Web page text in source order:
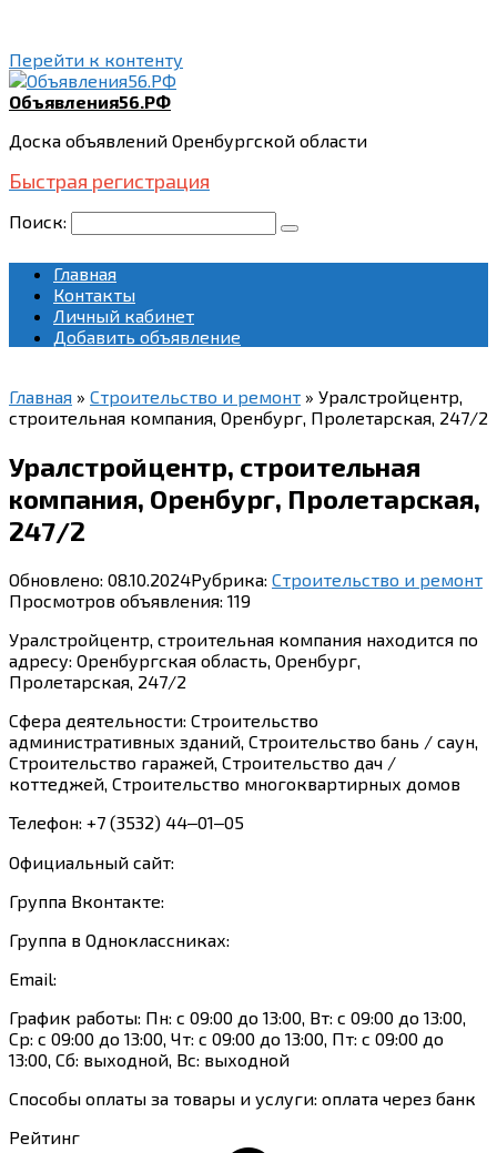
Перейти к контенту
Объявления56.РФ
Доска объявлений Оренбургской области
Быстрая регистрация
Поиск:
Главная
Контакты
Личный кабинет
Добавить объявление
Главная » Строительство и ремонт » Уралстройцентр,
строительная компания, Оренбург, Пролетарская, 247/2
Уралстройцентр, строительная
компания, Оренбург, Пролетарская,
247/2
Обновлено: 08.10.2024Рубрика: Строительство и ремонт
Просмотров объявления: 119
Уралстройцентр, строительная компания находится по
адресу: Оренбургская область, Оренбург,
Пролетарская, 247/2
Сфера деятельности: Строительство
административных зданий, Строительство бань / саун,
Строительство гаражей, Строительство дач /
коттеджей, Строительство многоквартирных домов
Телефон: +7 (3532) 44‒01‒05
Официальный сайт:
Группа Вконтакте:
Группа в Одноклассниках:
Email:
График работы: Пн: с 09:00 до 13:00, Вт: с 09:00 до 13:00,
Ср: с 09:00 до 13:00, Чт: с 09:00 до 13:00, Пт: с 09:00 до
13:00, Сб: выходной, Вс: выходной
Способы оплаты за товары и услуги: оплата через банк
Рейтинг